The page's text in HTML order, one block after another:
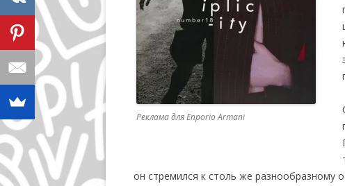
Реклама для Enporio Armani
он стремился к столь же разнообразному